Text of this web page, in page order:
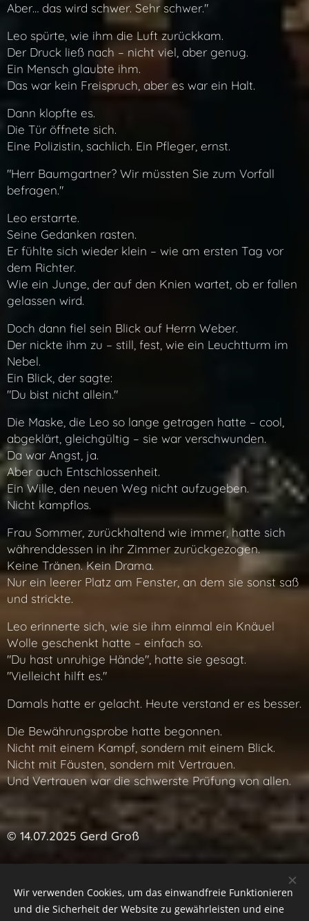
Aber… das wird schwer. Sehr schwer."
Leo spürte, wie ihm die Luft zurückkam.
Der Druck ließ nach – nicht viel, aber genug.
Ein Mensch glaubte ihm.
Das war kein Freispruch, aber es war ein Halt.
Dann klopfte es.
Die Tür öffnete sich.
Eine Polizistin, sachlich. Ein Pfleger, ernst.
"Herr Baumgartner? Wir müssten Sie zum Vorfall
befragen."
Leo erstarrte.
Seine Gedanken rasten.
Er fühlte sich wieder klein – wie am ersten Tag vor
dem Richter.
Wie ein Junge, der auf den Knien wartet, ob er fallen
gelassen wird.
Doch dann fiel sein Blick auf Herrn Weber.
Der nickte ihm zu – still, fest, wie ein Leuchtturm im
Nebel.
Ein Blick, der sagte:
"Du bist nicht allein."
Die Maske, die Leo so lange getragen hatte – cool,
abgeklärt, gleichgültig – sie war verschwunden.
Da war Angst, ja.
Aber auch Entschlossenheit.
Ein Wille, den neuen Weg nicht aufzugeben.
Nicht kampflos.
Frau Sommer, zurückhaltend wie immer, hatte sich
währenddessen in ihr Zimmer zurückgezogen.
Keine Tränen. Kein Drama.
Nur ein leerer Platz am Fenster, an dem sie sonst saß
und strickte.
Leo erinnerte sich, wie sie ihm einmal ein Knäuel
Wolle geschenkt hatte – einfach so.
"Du hast unruhige Hände", hatte sie gesagt.
"Vielleicht hilft es."
Damals hatte er gelacht. Heute verstand er es besser.
Die Bewährungsprobe hatte begonnen.
Nicht mit einem Kampf, sondern mit einem Blick.
Nicht mit Fäusten, sondern mit Vertrauen.
Und Vertrauen war die schwerste Prüfung von allen.
© 14.07.2025 Gerd Groß
Wir verwenden Cookies, um das einwandfreie Funktionieren
und die Sicherheit der Website zu gewährleisten und eine